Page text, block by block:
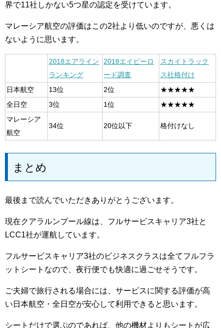
界で11社しかない5つ星の認定を受けています。
マレーシア航空の評価はこの2社より低いのですが、悪くは
ないように思います。
2018エアライン
ランキング
2018エイビーロ
ード調査
スカイトラック
ス社格付け
日本航空
13位 2位
★★★★★
全日空
3位 1位
★★★★★
マレーシア
航空
34位 20位以下 格付けなし
まとめ
最後まで読んでいただきありがとうございます。
現在クアラルンプール線は、フルサービスキャリア3社と
LCC1社が運航しています。
フルサービスキャリア3社のビジネスクラスは全てフルフラ
ットシートなので、夜行便でも快適に過ごせそうです。
ご夫婦で旅行される場合には、サービスに関する評価が高
い日本航空・全日空が安心して利用できると思います。
シートだけで選ぶのであれば、他の機材よりもシートが広